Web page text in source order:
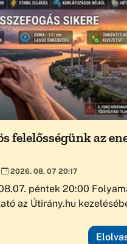
felelősségünk az
2026. 08. 07 20:17
péntek 20:00
az Útirány.hu